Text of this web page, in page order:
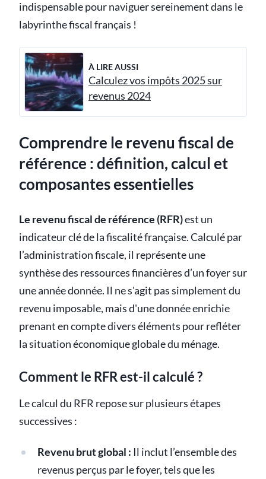
indispensable pour naviguer sereinement dans le
labyrinthe fiscal français !
À LIRE AUSSI
Calculez vos impôts 2025 sur
revenus 2024
Comprendre le revenu fiscal de
référence : définition, calcul et
composantes essentielles
Le revenu fiscal de référence (RFR)est un
indicateur clé de la fiscalité française. Calculé par
l’administration fiscale, il représente une
synthèse des ressources financières d’un foyer sur
une année donnée. Il ne s'agit pas simplement du
revenu imposable, mais d'une donnée enrichie
prenant en compte divers éléments pour refléter
la situation économique globale du ménage.
Comment le RFR est-il calculé ?
Le calcul du RFR repose sur plusieurs étapes
successives :
Revenu brut global : Il inclut l’ensemble des
revenus perçus par le foyer, tels que les